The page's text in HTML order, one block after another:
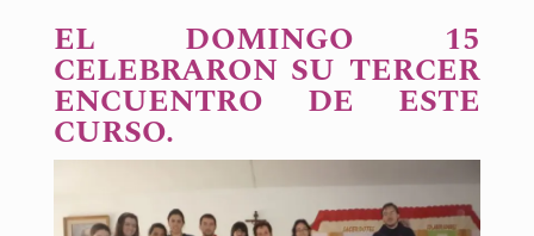
EL DOMINGO 15
CELEBRARON SU TERCER
ENCUENTRO DE ESTE
CURSO.